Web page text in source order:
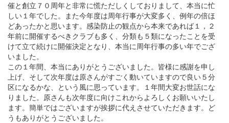
催と創立７０周年と非常に慌ただしくしておりまして、本当に忙
しい１年でした。また今年度は周年行事が大変多く、例年の倍ほ
どあったかと思います。感染防止の観点から本来であれば１，２
年前に開催するべきクラブも多く、分類も５類になったことを受
けて立て続けに開催決定となり、本当に周年行事の多い年でござ
いました。
この１年間、本当にありがとうございました。皆様に感謝を申し
上げ、そして次年度は原さんがすごく動いていますので良い５分
区になるかな、という風に思っています。１年間大変お世話にな
りました。原さんも次年度に向けこれからよろしくお願いいたし
ます。簡単ではございますが挨拶に代えさせていただきます。ど
うもありがとうございました。